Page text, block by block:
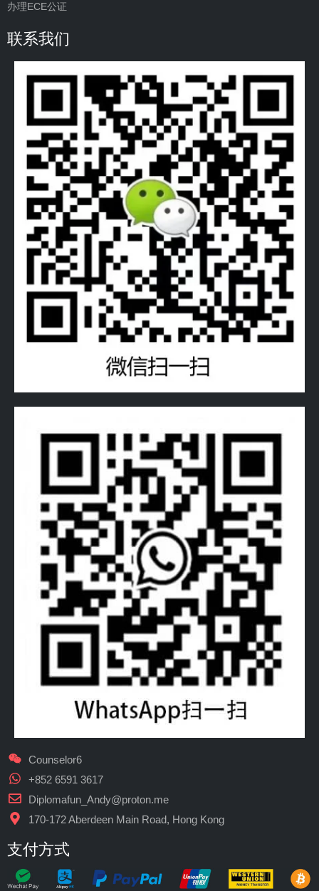
办理ECE公证
联系我们
Counselor6
+852 6591 3617
Diplomafun_Andy@proton.me
170-172 Aberdeen Main Road, Hong Kong
支付方式